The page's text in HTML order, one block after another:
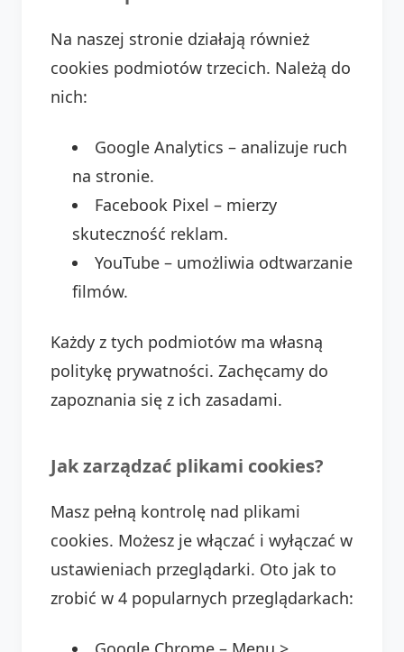
Na naszej stronie działają również
cookies podmiotów trzecich. Należą do
nich:
Google Analytics – analizuje ruch
na stronie.
Facebook Pixel – mierzy
skuteczność reklam.
YouTube – umożliwia odtwarzanie
filmów.
Każdy z tych podmiotów ma własną
politykę prywatności. Zachęcamy do
zapoznania się z ich zasadami.
Jak zarządzać plikami cookies?
Masz pełną kontrolę nad plikami
cookies. Możesz je włączać i wyłączać w
ustawieniach przeglądarki. Oto jak to
zrobić w 4 popularnych przeglądarkach: